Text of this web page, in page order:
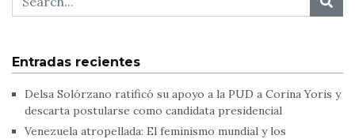
Entradas recientes
Delsa Solórzano ratificó su apoyo a la PUD a Corina Yoris y
descarta postularse como candidata presidencial
Venezuela atropellada: El feminismo mundial y los